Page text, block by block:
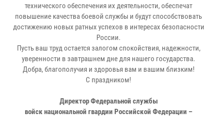
технического обеспечения их деятельности, обеспечат
повышение качества боевой службы и будут способствовать
достижению новых ратных успехов в интересах безопасности
России.
Пусть ваш труд остается залогом спокойствия, надежности,
уверенности в завтрашнем дне для нашего государства.
Добра, благополучия и здоровья вам и вашим близким!
С праздником!
Директор Федеральной службы
войск национальной гвардии Российской Федерации –